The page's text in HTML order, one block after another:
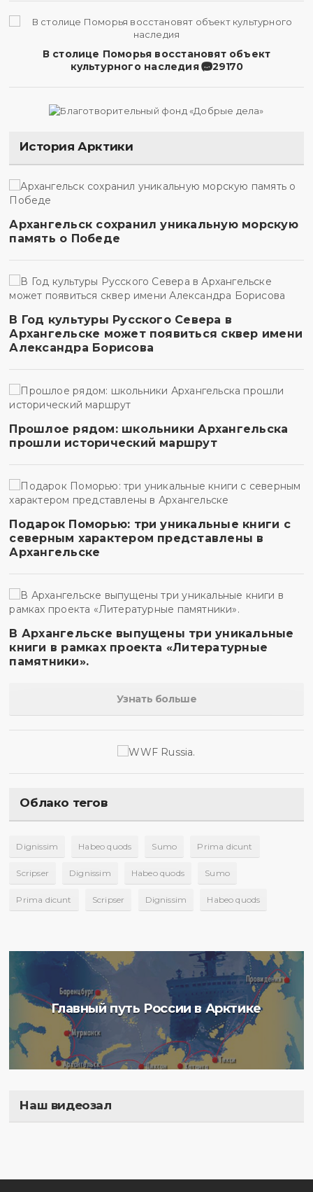
В столице Поморья восстановят объект
культурного наследия
29170
История Арктики
Архангельск сохранил уникальную морскую
память о Победе
В Год культуры Русского Севера в
Архангельске может появиться сквер имени
Александра Борисова
Прошлое рядом: школьники Архангельска
прошли исторический маршрут
Подарок Поморью: три уникальные книги с
северным характером представлены в
Архангельске
В Архангельске выпущены три уникальные
книги в рамках проекта «Литературные
памятники».
Узнать больше
Облако тегов
Dignissim Habeo quods Sumo Prima dicunt
Scripser Dignissim Habeo quods Sumo
Prima dicunt Scripser Dignissim Habeo quods
Главный путь России в Арктике
Наш видеозал